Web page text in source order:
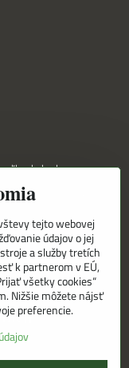
internetovej
tejto webovej
údajov o jej
a služby tretích
k partnerom v EÚ,
všetky cookies“
Nižšie môžete nájsť
preferencie.